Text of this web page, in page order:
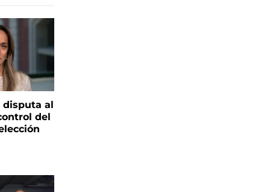
disputa al
del